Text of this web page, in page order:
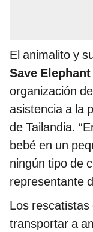
El animalito y
Save
organización
asistencia a la
de Tailandia.
bebé en un
ningún tipo de
representante
Los
transportar a